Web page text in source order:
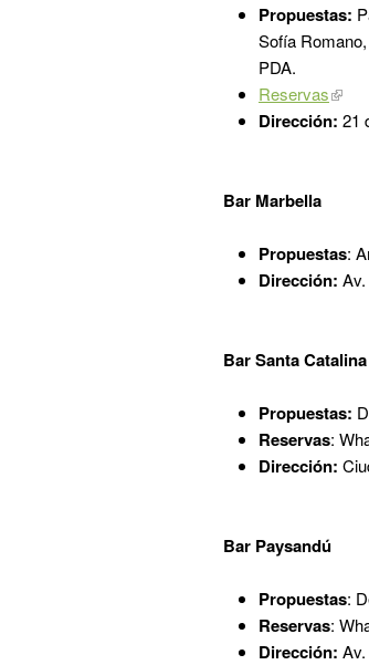
Propuestas:
Sofía
PDA.
Reservas
Dirección: 21
Bar Marbella
Propuestas:
Dirección:
Bar Santa Catalina
Propuestas:
Reservas:
Dirección:
Bar Paysandú
Propuestas:
Reservas:
Dirección: